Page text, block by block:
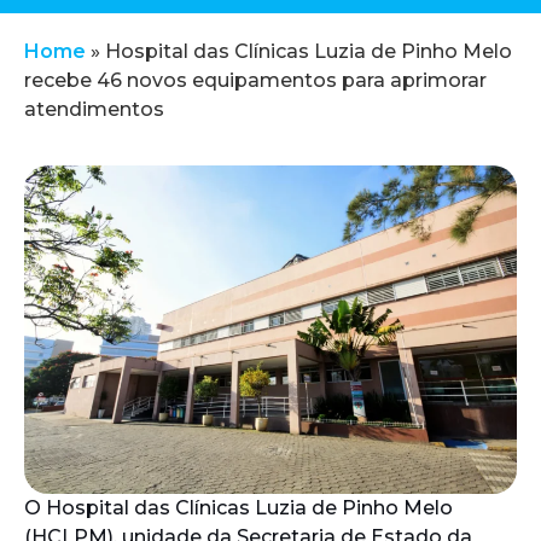
Home » Hospital das Clínicas Luzia de Pinho Melo
recebe 46 novos equipamentos para aprimorar
atendimentos
O Hospital das Clínicas Luzia de Pinho Melo